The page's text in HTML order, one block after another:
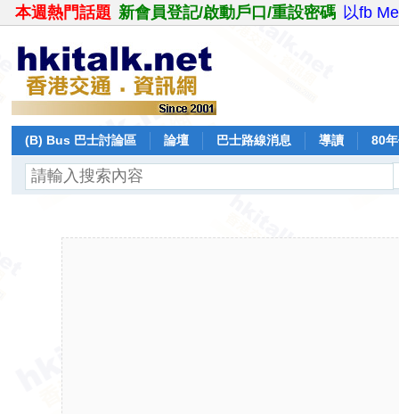
本週熱門話題 新會員登記/啟動戶口/重設密碼 以fb
(B) Bus 巴士討論區 論壇 巴士路線消息 導讀 80